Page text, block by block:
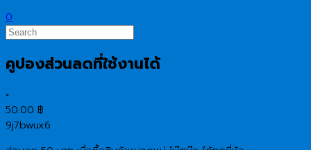
0
คูปองส่วนลดที่ใช้งานได้
×
50.00 ฿
9j7bwux6